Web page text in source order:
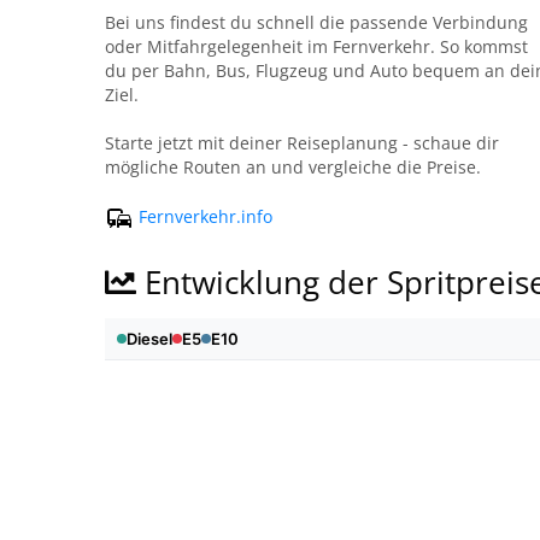
Bei uns findest du schnell die passende Verbindung
oder Mitfahrgelegenheit im Fernverkehr. So kommst
du per Bahn, Bus, Flugzeug und Auto bequem an
Ziel.
Starte jetzt mit deiner Reiseplanung - schaue dir
mögliche Routen an und vergleiche die Preise.
Fernverkehr.info
Entwicklung der